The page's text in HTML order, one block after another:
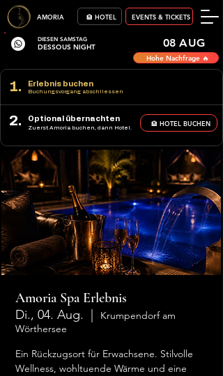
AMORIA 🏨 HOTEL EVENTS & TICKETS
DIESEN SAMSTAG
DESSOUS NIGHT 08 AUG
Hohe Nachfrage 🔥
1. Erlebnis buchen
Buchungsvorgang abschliessen
2. Optional übernachten
Zuerst Amoria buchen, dann Hotel.
🏨 HOTEL BUCHEN
Amoria Spa Erlebnis
Di., 04. Aug.
Krumpendorf am
Wörthersee
Ein Rückzugsort für Erwachsene. Stilvolle
Wellness, wohltuende Wärme und eine